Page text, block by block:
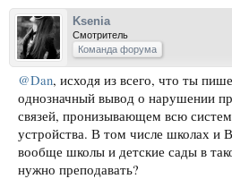
Ksenia
Смотритель
Команда форума
@Dan, исходя из всего, что ты
однозначный вывод о нарушении
связей, пронизывающем всю
устройства. В том числе школах
вообще школы и детские сады в
нужно преподавать?